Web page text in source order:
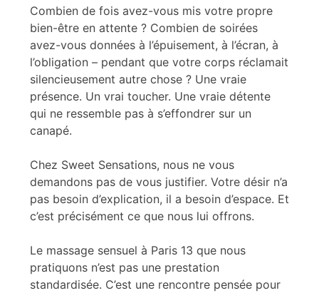
Combien de fois avez-vous mis votre propre
bien-être en attente ? Combien de soirées
avez-vous données à l’épuisement, à l’écran, à
l’obligation – pendant que votre corps réclamait
silencieusement autre chose ? Une vraie
présence. Un vrai toucher. Une vraie détente
qui ne ressemble pas à s’effondrer sur un
canapé.
Chez Sweet Sensations, nous ne vous
demandons pas de vous justifier. Votre désir n’a
pas besoin d’explication, il a besoin d’espace. Et
c’est précisément ce que nous lui offrons.
Le massage sensuel à Paris 13 que nous
pratiquons n’est pas une prestation
standardisée. C’est une rencontre pensée pour